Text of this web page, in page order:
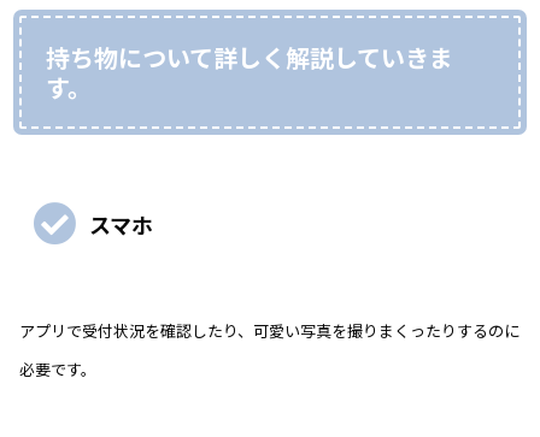
持ち物について詳しく解説していきま
す。
スマホ
アプリで受付状況を確認したり、可愛い写真を撮りまくったりするのに
必要です。